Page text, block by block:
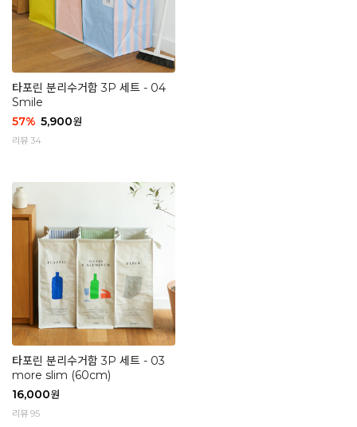
타포린 분리수거함 3P 세트 - 04
Smile
57% 5,900원
리뷰 34
타포린 분리수거함 3P 세트 - 03
more slim (60cm)
16,000원
리뷰 95